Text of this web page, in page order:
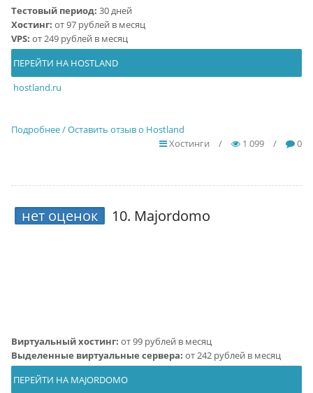
Тестовый период: 30 дней
Хостинг: от 97 рублей в месяц
VPS: от 249 рублей в месяц
ПЕРЕЙТИ НА HOSTLAND
hostland.ru
Подробнее / Оставить отзыв о Hostland
Хостинги
/ 1 099 / 0
нет оценок 10. Majordomo
Виртуальный хостинг: от 99 рублей в месяц
Выделенные виртуальные сервера: от 242 рублей в месяц
ПЕРЕЙТИ НА MAJORDOMO